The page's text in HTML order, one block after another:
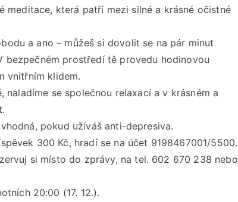
2022
17:00
Oshova
dynamická
meditace, která patří mezi silné a krásné očistné
a ano – můžeš si dovolit se na pár minut
prostředí tě provedu hodinovou
vnitřním klidem.
se společnou relaxací a v krásném a
pokud užíváš anti-depresiva.
300 Kč, hradí se na účet 9198467001/5500.
si místo do zprávy, na tel. 602 670 238 nebo
20:00 (17. 12.).